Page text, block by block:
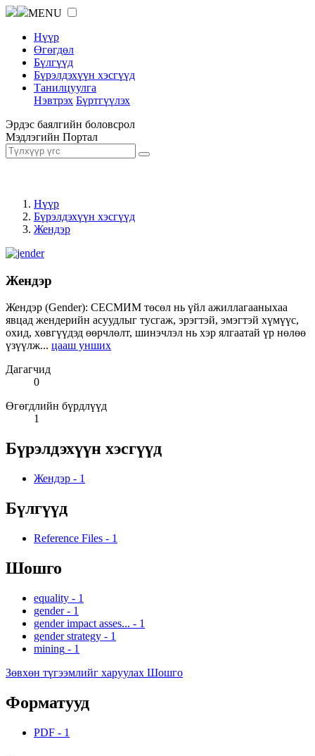
MENU
Нүүр
Өгөгдөл
Бүлгүүд
Бүрэлдэхүүн хэсгүүд
Танилцуулга
Нэвтрэх Бүртгүүлэх
Эрдэс баялгийн боловсрол
Мэдлэгийн Портал
Нүүр
Бүрэлдэхүүн хэсгүүд
Жендэр
Жендэр
Жендэр (Gender): СЕСМИМ төсөл нь үйл ажиллагааныхаа
явцад жендерийн асуудлыг тусгаж, эрэгтэй, эмэгтэй хүмүүс,
охид, хөвгүүдэд өөрчлөлт, шинэчлэл нь хэр ялгаатай үр нөлөө
үзүүлж... цааш унших
Дагагчид
0
Өгөгдлийн бүрдлүүд
1
Бүрэлдэхүүн хэсгүүд
Жендэр - 1
Бүлгүүд
Reference Files - 1
Шошго
equality - 1
gender - 1
gender impact asses... - 1
gender strategy - 1
mining - 1
Зөвхөн түгээмлийг харуулах Шошго
Форматууд
PDF - 1